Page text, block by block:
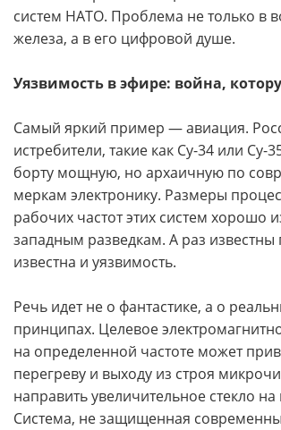
систем НАТО. Проблема не только в
железа, а в его цифровой душе.
Уязвимость в эфире: война,
Самый яркий пример — авиация.
истребители, такие как Су-34 или Су-
борту мощную, но архаичную по
меркам электронику. Размеры
рабочих частот этих систем хорошо
западным разведкам. А раз
известна и уязвимость.
Речь идет не о фантастике, а о
принципах. Целевое
на определенной частоте может
перегреву и выходу из строя
направить увеличительное стекло
Система, не защищенная